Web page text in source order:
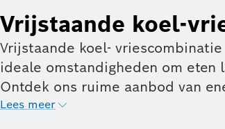
Vrijstaande koel-
Vrijstaande koel-
ideale omstandigheden om eten
Ontdek ons ruime aanbod van
vriesgedeelte onder. Bekijk het
Lees meer